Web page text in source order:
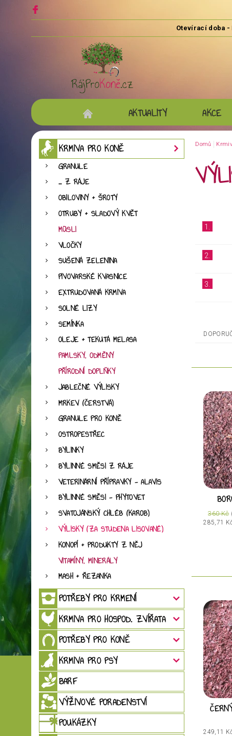
AKTUALITY AKCE
KRMIVA PRO KONĚ
GRANULE
... Z RÁJE
OBILOVINY + ŠROTY
OTRUBY + SLADOVÝ KVĚT
MÜSLI
VLOČKY
SUŠENÁ ZELENINA
PIVOVARSKÉ KVASNICE
EXTRUDOVANÁ KRMIVA
SOLNÉ LIZY
SEMÍNKA
OLEJE + TEKUTÁ MELASA
PAMLSKY, ODMĚNY
PŘÍRODNÍ DOPLŇKY
JABLEČNÉ VÝLISKY
MRKEV (ČERSTVÁ)
GRANULE PRO KONĚ
OSTROPESTŘEC
BYLINKY
BYLINNÉ SMĚSI Z RÁJE
VETERINÁRNÍ PŘÍPRAVKY - ALAVIS
BYLINNÉ SMĚSI - PHYTOVET
SVATOJÁNSKÝ CHLÉB (KAROB)
VÝLISKY (ZA STUDENA LISOVANÉ)
KONOPÍ + PRODUKTY Z NĚJ
VITAMÍNY, MINERÁLY
MASH + ŘEZANKA
POTŘEBY PRO KRMENÍ
KRMIVA PRO HOSPOD. ZVÍŘATA
POTŘEBY PRO KONĚ
KRMIVA PRO PSY
BARF
VÝŽIVOVÉ PORADENSTVÍ
POUKÁZKY
Domů
1.
2.
3.
360 Kč
285,71
249,11